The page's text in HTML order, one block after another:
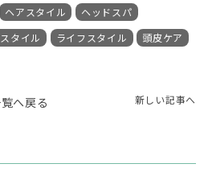
ヘアスタイル
ヘッドスパ
タイル ライフスタイル
頭皮ケア
へ戻る 新しい記事へ